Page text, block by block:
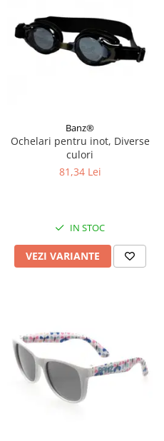
Banz®
Ochelari pentru inot, Diverse
culori
81,34 Lei
IN STOC
VEZI VARIANTE